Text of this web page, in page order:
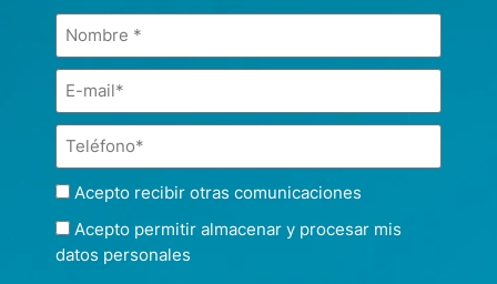
Acepto recibir otras comunicaciones
Acepto permitir almacenar y procesar mis
datos personales